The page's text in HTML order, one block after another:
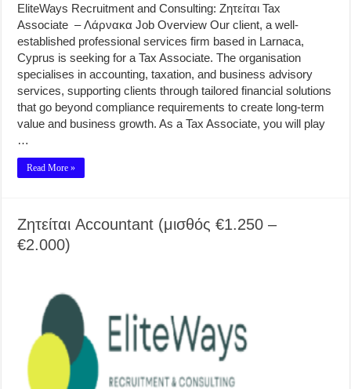
EliteWays Recruitment and Consulting: Ζητείται Tax
Associate – Λάρνακα Job Overview Our client, a well-
established professional services firm based in Larnaca,
Cyprus is seeking for a Tax Associate. The organisation
specialises in accounting, taxation, and business advisory
services, supporting clients through tailored financial solutions
that go beyond compliance requirements to create long-term
value and business growth. As a Tax Associate, you will play
…
Read More »
Ζητείται Accountant (μισθός €1.250 –
€2.000)